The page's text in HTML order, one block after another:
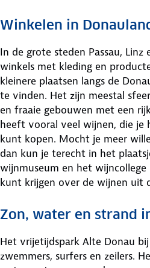
Winkelen in
In de grote steden Passau, Linz
winkels met kleding en
kleinere plaatsen langs de
te vinden. Het zijn meestal
en fraaie gebouwen met een
heeft vooral veel wijnen, die je
kunt kopen. Mocht je meer
dan kun je terecht in het
wijnmuseum en het
kunt krijgen over de wijnen uit
Zon, water en strand
Het vrijetijdspark Alte Donau
zwemmers, surfers en zeilers.